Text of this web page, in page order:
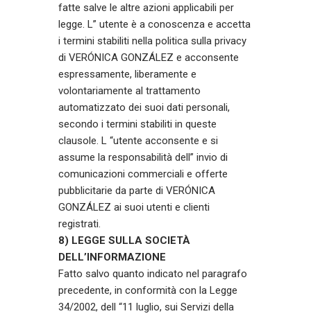
fatte salve le altre azioni applicabili per
legge. L” utente è a conoscenza e accetta
i termini stabiliti nella politica sulla privacy
di VERÓNICA GONZÁLEZ e acconsente
espressamente, liberamente e
volontariamente al trattamento
automatizzato dei suoi dati personali,
secondo i termini stabiliti in queste
clausole. L “utente acconsente e si
assume la responsabilità dell” invio di
comunicazioni commerciali e offerte
pubblicitarie da parte di VERÓNICA
GONZÁLEZ ai suoi utenti e clienti
registrati.
8) LEGGE SULLA SOCIETÀ
DELL’INFORMAZIONE
Fatto salvo quanto indicato nel paragrafo
precedente, in conformità con la Legge
34/2002, dell “11 luglio, sui Servizi della